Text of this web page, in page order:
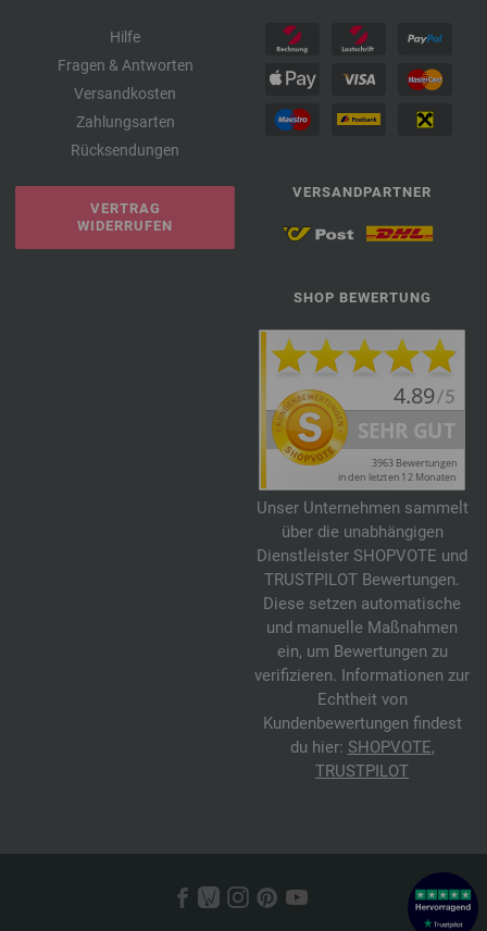
Hilfe
Fragen & Antworten
Versandkosten
Zahlungsarten
Rücksendungen
VERTRAG
WIDERRUFEN
VERSANDPARTNER
SHOP BEWERTUNG
Unser Unternehmen sammelt
über die unabhängigen
Dienstleister SHOPVOTE und
TRUSTPILOT Bewertungen.
Diese setzen automatische
und manuelle Maßnahmen
ein, um Bewertungen zu
verifizieren. Informationen zur
Echtheit von
Kundenbewertungen findest
du hier: SHOPVOTE,
TRUSTPILOT